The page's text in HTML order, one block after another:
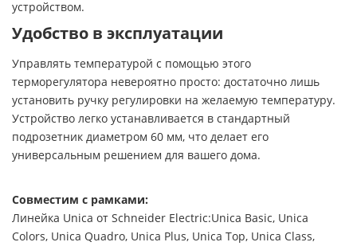
устройством.
Удобство в эксплуатации
Управлять температурой с помощью этого
терморегулятора невероятно просто: достаточно лишь
установить ручку регулировки на желаемую температуру.
Устройство легко устанавливается в стандартный
подрозетник диаметром 60 мм, что делает его
универсальным решением для вашего дома.
Совместим с рамками:
Линейка Unica от Schneider Electric:Unica Basic, Unica
Colors, Unica Quadro, Unica Plus, Unica Top, Unica Class,